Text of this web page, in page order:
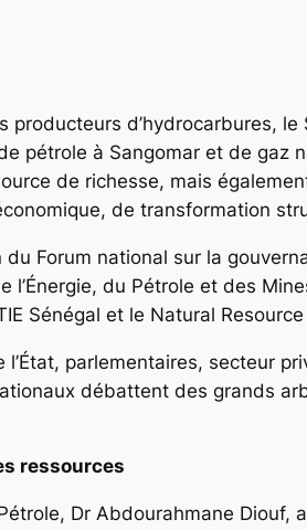
producteurs d’hydrocarbures,
pétrole à Sangomar et de gaz
de richesse, mais
de transformation
Forum national sur la
du Pétrole et des
Sénégal et le Natural
parlementaires, secteur
débattent des grands
ressources
Dr Abdourahmane